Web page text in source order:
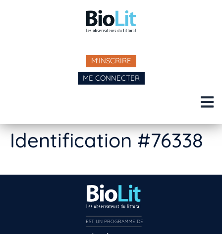
M'INSCRIRE
ME CONNECTER
Identification #76338